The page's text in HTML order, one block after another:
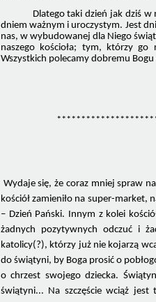
Dlatego taki dzień jak dziś w
dniem ważnym i uroczystym. Jest
nas, w wybudowanej dla Niego
naszego kościoła; tym, którzy
Wszystkich polecamy dobremu
Wydaje się, że coraz mniej spraw
kościół zamieniło na super-market,
– Dzień Pański. Innym z kolei
żadnych pozytywnych odczuć i
katolicy(?), którzy już nie kojarzą
do świątyni, by Boga prosić o
o chrzest swojego dziecka.
świątyni... Na szczęście wciąż